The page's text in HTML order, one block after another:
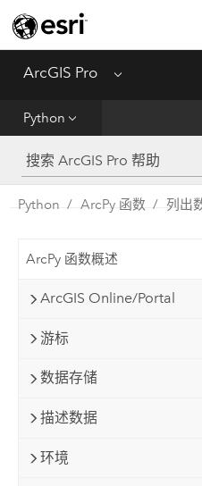
ArcGIS Pro Menu
Python
工具参考
Python
Python ArcPy 函数 列出
ArcPy 函数概述
ArcGIS Online/Portal
游标
数据存储
描述数据
环境